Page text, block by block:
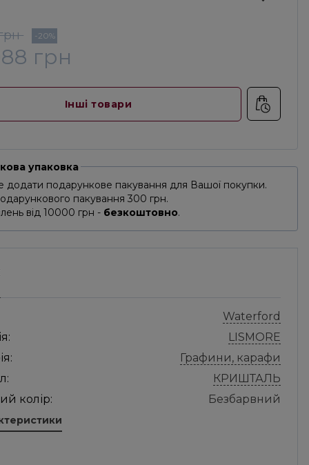
-20%
грн
Інші товари
упаковка
додати подарункове пакування для Вашої покупки.
пакування 300 грн.
від 10000 грн - безкоштовно.
Waterford
LISMORE
Графини, карафи
КРИШТАЛЬ
колір:
Безбарвний